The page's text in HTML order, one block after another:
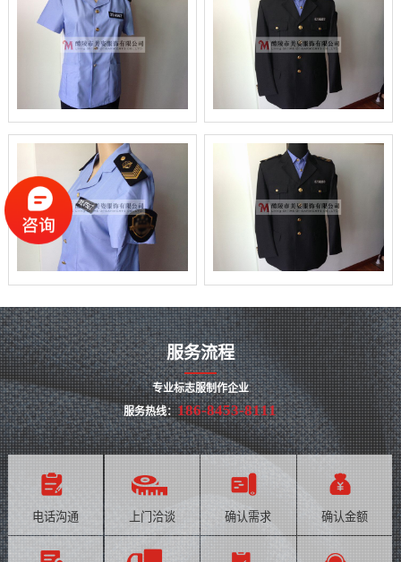
服务流程
专业标志服制作企业
服务热线：186-8453-8111
电话沟通 上门洽谈 确认需求 确认金额